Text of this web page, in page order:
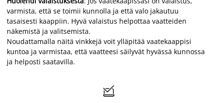
varmista, että se toimii kunnolla ja että valo jakautuu
tasaisesti kaappiin. Hyvä valaistus helpottaa vaatteiden
näkemistä ja valitsemista.
Noudattamalla näitä vinkkejä voit ylläpitää vaatekaappisi
kuntoa ja varmistaa, että vaatteesi säilyvät hyvässä kunnossa
ja helposti saatavilla.
